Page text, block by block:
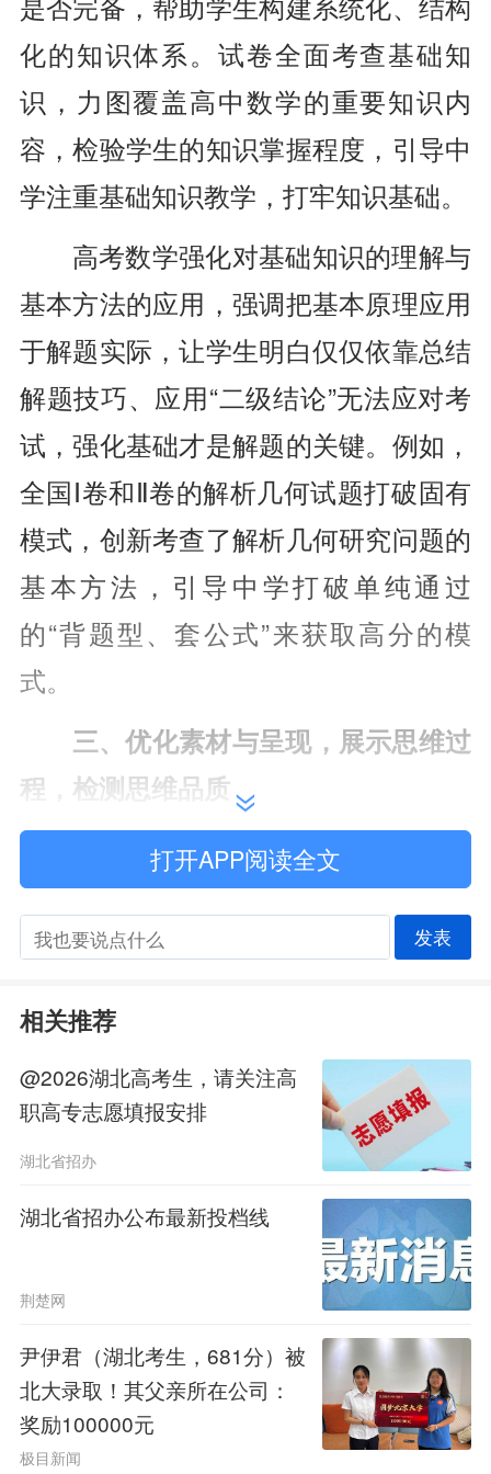
化的知识体系。试卷全面考查基础知
识，力图覆盖高中数学的重要知识内
容，检验学生的知识掌握程度，引导中
学注重基础知识教学，打牢知识基础。
高考数学强化对基础知识的理解与
基本方法的应用，强调把基本原理应用
于解题实际，让学生明白仅仅依靠总结
解题技巧、应用“二级结论”无法应对考
试，强化基础才是解题的关键。例如，
全国Ⅰ卷和Ⅱ卷的解析几何试题打破固有
模式，创新考查了解析几何研究问题的
基本方法，引导中学打破单纯通过
的“背题型、套公式”来获取高分的模
式。
三、优化素材与呈现，展示思维过
程，检测思维品质
高考的结果不但要反映学生在中学
的学习成果，检测学生的思维能力和思
维品质，更要预测学生在大学的学习表
一是优化试卷结构，为“深度思
考”留出时间。2026年高考数学试卷继
续保持全卷19题的题量，让学生有充足
的时间去分析和思考，从而充分展示其
思维品质。试卷灵活科学地安排试题顺
序，如全国Ⅰ卷，起始题采用统计、向
量、集合的排列顺序，同时把立体几何
排在解答题起始题的位置等，要求学生
必须针对每道题进行真实的现场思考，
打开APP阅读全文
发表
相关推荐
@2026湖北高考生，请关注高
职高专志愿填报安排
湖北省招办
湖北省招办公布最新投档线
荆楚网
尹伊君（湖北考生，681分）被
北大录取！其父亲所在公司：
奖励100000元
极目新闻